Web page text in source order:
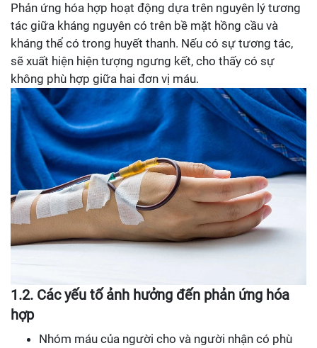
Phản ứng hóa hợp hoạt động dựa trên nguyên lý tương
tác giữa kháng nguyên có trên bề mặt hồng cầu và
kháng thể có trong huyết thanh. Nếu có sự tương tác,
sẽ xuất hiện hiện tượng ngưng kết, cho thấy có sự
không phù hợp giữa hai đơn vị máu.
1.2. Các yếu tố ảnh hưởng đến phản ứng hóa
hợp
Nhóm máu của người cho và người nhận có phù